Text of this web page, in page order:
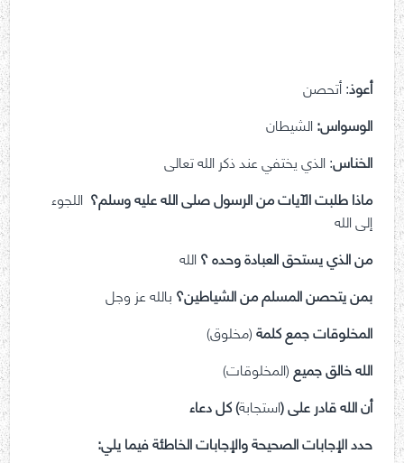
أعوذ: أتحصن
الوسواس:الشيطان
الخناس: الذي يختفي عند ذكر الله تعالى
ماذا طلبت الآيات من الرسول صلى الله عليه وسلم؟اللجوء
إلى الله
من الذي يستحق العبادة وحده ؟الله
بمن يتحصن المسلم من الشياطين؟بالله عز وجل
المخلوقات جمع كلمة(مخلوق)
الله خالق جميع(المخلوقات)
أن الله قادر على (استجابة) كل دعاء
حدد الإجابات الصحيحة والإجابات الخاطئة فيما يلي: